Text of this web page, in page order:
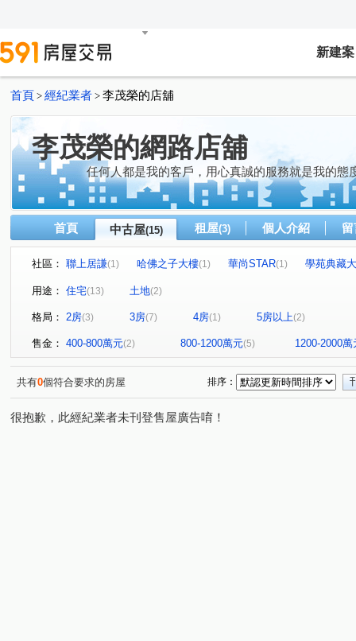
新建案
首頁 > 經紀業者 > 李茂榮的店舖
李茂榮的網路店舖
任何人都是我的客戶，用心真誠的服務就是我的態
首頁 中古屋(15) 租屋(3) 個人介紹
社區： 聯上居謙(1) 哈佛之子大樓(1) 華尚STAR(1)
學苑典藏
京城環球企業大樓
凱旋四路
苓雅二路 大學十七街(1) 觀音湖段
博愛一路(1) 民生路(1)
用途： 住宅(13) 土地(2)
格局： 2房(3) 3房(7) 4房(1) 5房以上(2)
售金： 400-800萬元(2) 800-1200萬元(5) 1200-2000萬
共有0個符合要求的房屋 排序：
很抱歉，此經紀業者未刊登售屋廣告唷！